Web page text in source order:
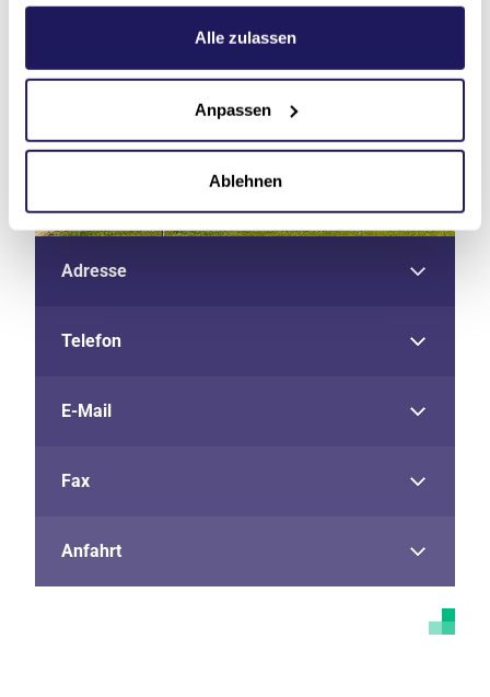
Weitere Informationen hierzu finden Sie in unserer
.
Alle zulassen
Anpassen
Ablehnen
Adresse
Telefon
E-Mail
Fax
Anfahrt